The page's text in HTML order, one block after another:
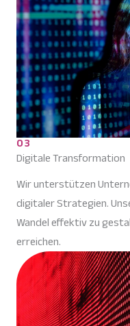
03
Digitale Transformation
Wir unterstützen
digitaler Strategien.
Wandel effektiv zu
erreichen.